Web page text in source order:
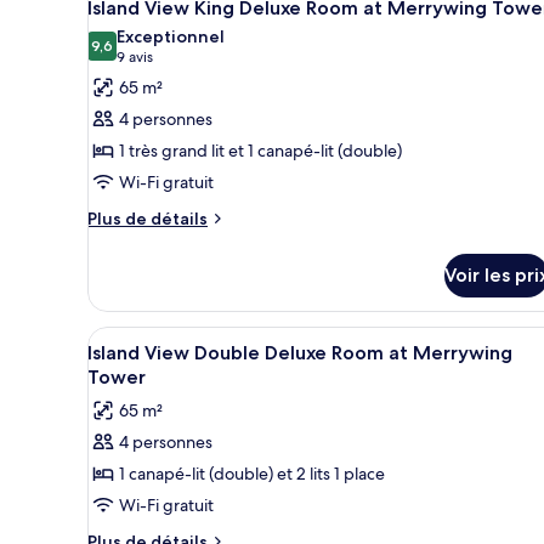
Merrywing
Beach
Deluxe
Suite
at
Merrywing
Beach
toutes
les
photos
pour
ce
type
de
chambre :
King
Deluxe
Room
at
Merrywing
Tower
Island View King Deluxe Room at Merrywing
9,69,6 sur 10
Exceptionnel
9 avis
(9 avis)
65 m²
4 personnes
1 très grand lit et 1 canapé-lit (double)
Wi-Fi gratuit
Plus de détails
Plus
le
type
de
chambre
View
King
Deluxe
Room
at
Voir les
Afficher
toutes
les
photos
pour
ce
type
de
Une chambre d’hôtel
7
Island View Double Deluxe Room at Merrywing
Tower
65 m²
4 personnes
1 canapé-lit (double) et 2 lits 1 place
Wi-Fi gratuit